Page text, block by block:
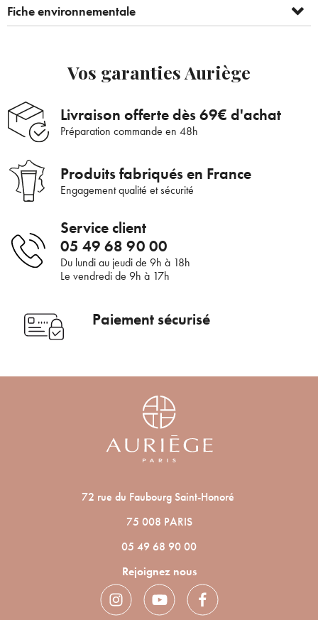
Supprimer le produit ?
panier ?
Fiche environnementale
Vos garanties Auriège
Livraison offerte dès 69€ d'achat
Préparation commande en 48h
Produits fabriqués en France
Engagement qualité et sécurité
Service client
05 49 68 90 00
Du lundi au jeudi de 9h à 18h
Le vendredi de 9h à 17h
Paiement sécurisé
72 rue du Faubourg Saint-Honoré
75 008 PARIS
05 49 68 90 00
Rejoignez nous
Bienvenue !
Pour être au courant de nos dernières
nouveautés ou promotions en cours et
vous à notre Newsletter.
En renseignant votre adresse e-mail, vous acceptez de recevoir des
communications par e-mail de la part d’Auriège.